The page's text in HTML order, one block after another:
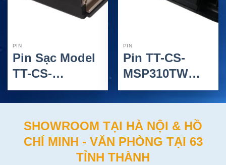
PIN
Pin Sạc Model
TT-CS-
ICM700TW.1
Maxon Cho Bộ
Đàm GMRS-
210+3
PIN
Pin TT-CS-
MSP310TW
Maxon Cho Bộ
Đàm SP300,
SP310, SP320,
SP330 Và
SP340
SHOWROOM TẠI HÀ NỘI & HỒ
CHÍ MINH - VĂN PHÒNG TẠI 63
TỈNH THÀNH